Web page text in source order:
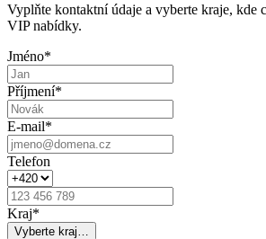
Vyplňte kontaktní údaje a vyberte kraje, kde
VIP nabídky.
Jméno*
Příjmení*
E-mail*
Telefon
Kraj*
Vyberte kraj…